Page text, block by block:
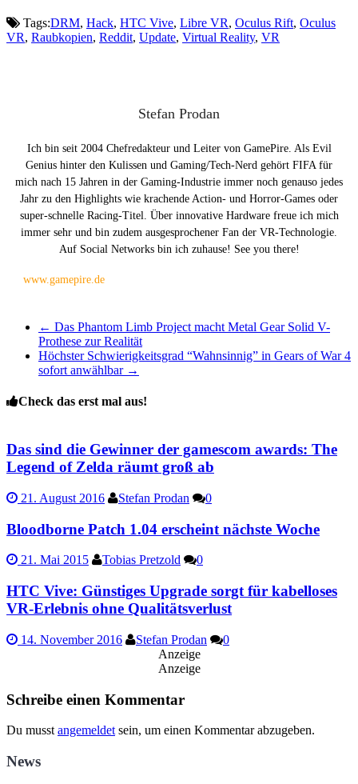
Tags:DRM, Hack, HTC Vive, Libre VR, Oculus Rift, Oculus
VR, Raubkopien, Reddit, Update, Virtual Reality, VR
Stefan Prodan
Ich bin seit 2004 Chefredakteur und Leiter von GamePire. Als Evil
Genius hinter den Kulissen und Gaming/Tech-Nerd gehört FIFA für
mich nach 15 Jahren in der Gaming-Industrie immer noch genauso jedes
Jahr zu den Highlights wie krachende Action- und Horror-Games oder
super-schnelle Racing-Titel. Über innovative Hardware freue ich mich
immer sehr und bin zudem ausgesprochener Fan der VR-Technologie.
Auf Social Networks bin ich zuhause! See you there!
www.gamepire.de
← Das Phantom Limb Project macht Metal Gear Solid V-
Prothese zur Realität
Höchster Schwierigkeitsgrad “Wahnsinnig” in Gears of War 4
sofort anwählbar →
Check das erst mal aus!
Das sind die Gewinner der gamescom awards: The
Legend of Zelda räumt groß ab
21. August 2016 Stefan Prodan 0
Bloodborne Patch 1.04 erscheint nächste Woche
21. Mai 2015 Tobias Pretzold 0
HTC Vive: Günstiges Upgrade sorgt für kabelloses
VR-Erlebnis ohne Qualitätsverlust
14. November 2016 Stefan Prodan
0
Anzeige
Anzeige
Schreibe einen Kommentar
Du musst angemeldet sein, um einen Kommentar abzugeben.
News